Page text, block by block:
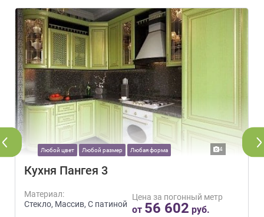
Любой цвет Любой размер Любая форма 4
Кухня Пангея 3
Материал:
Стекло, Массив, С патиной
Цена за погонный метр
от 56 602 руб.